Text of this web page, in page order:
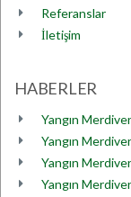
Referanslar
İletişim
HABERLER
Yangın
Yangın
Yangın
Yangın